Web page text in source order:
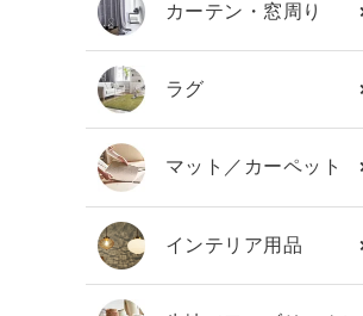
カテゴリーから探す
ブランド
カーテン・窓周り
ラグ
マット／カーペット
インテリア用品